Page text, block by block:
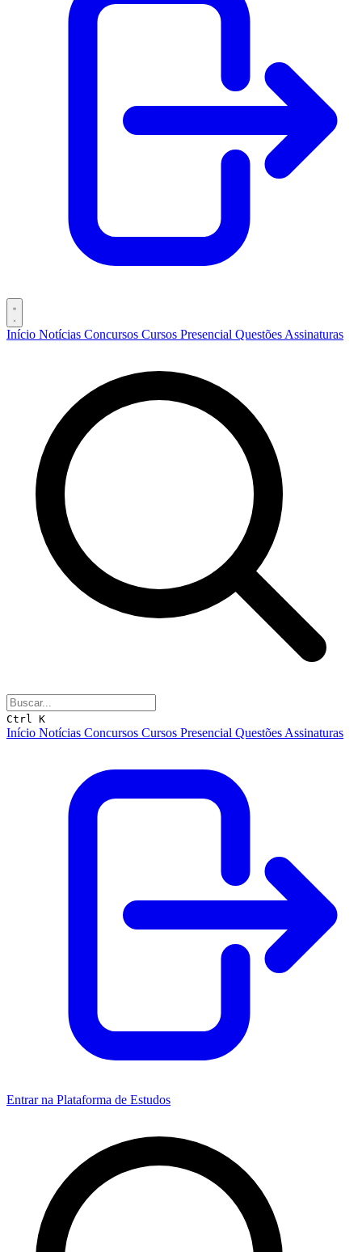
Início Notícias Concursos Cursos Presencial Questões Assinaturas
Ctrl K
Início Notícias Concursos Cursos Presencial Questões Assinaturas
Entrar na Plataforma de Estudos